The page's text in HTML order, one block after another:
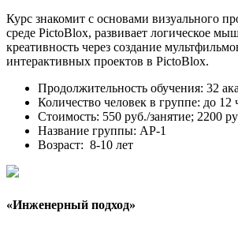
Курс знакомит с основами визуального
среде PictoBlox, развивает логическое
креативность через создание
интерактивных проектов в PictoBlox.
Продолжительность обучения: 32
Количество человек в группе: до 12
Стоимость: 550 руб./занятие; 2200
Название группы: АР-1
Возраст: 8-10 лет
«Инженерный подход»